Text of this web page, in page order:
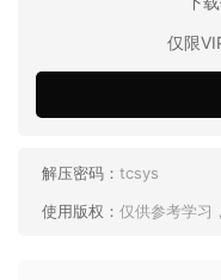
仅限
解压密码： tcsys
使用版权： 仅供参考学习